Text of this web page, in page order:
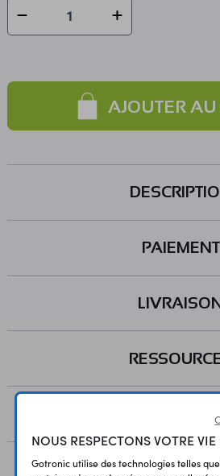
AJOUTER
PAIEMENT
NOUS RESPECTONS VOTRE VIE
Gotronic utilise des technologies telles